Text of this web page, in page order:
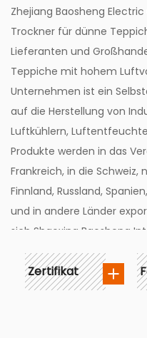
Zhejiang Baosheng Electric
Trockner für dünne
Lieferanten und
Teppiche mit hohem
Unternehmen ist ein
auf die Herstellung von
Luftkühlern,
Produkte werden in das
Frankreich, in die Schweiz,
Finnland, Russland,
und in andere Länder
sich Shaoxing Baosheng
Ltd. durch kontinuierliche
zu einer One-Stop-
die Entwicklung neuer
Zertifikat